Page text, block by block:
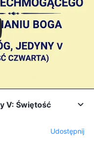
V: Świętość
Udostępnij